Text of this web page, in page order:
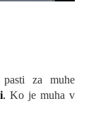
pasti za muhe
. Ko je muha v